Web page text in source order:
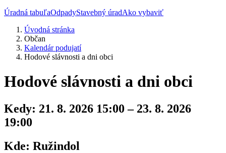
Úradná tabuľaOdpadyStavebný úradAko vybaviť
Úvodná stránka
Občan
Kalendár podujatí
Hodové slávnosti a dni obci
Hodové slávnosti a dni obci
Kedy: 21. 8. 2026 15:00 – 23. 8. 2026
19:00
Kde: Ružindol